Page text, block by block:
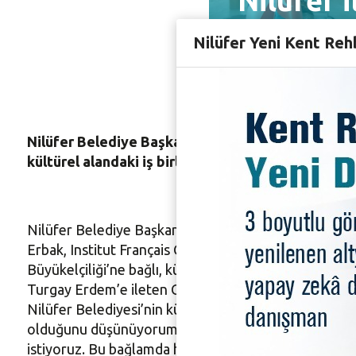
birliği
Nilüfer Belediye Başkanı Turgay Erdem’i
kültürel alandaki iş birliğinden duyduğu
Nilüfer Belediye Başkanı Turgay Erdem, Fransa
Erbak, Institut Français Görsel İşitsel İşbirliği Ateşesi
Büyükelçiliği’ne bağlı, kültürel ve sanatsal
Turgay Erdem’e ileten Charles Le Gargasson, bu
Nilüfer Belediyesi’nin kültür alanındaki
olduğunu düşünüyorum. Gençlere yönelik
istiyoruz. Bu bağlamda hedeflerimiz örtüşüyor.
Nilüfer Yeni Kent